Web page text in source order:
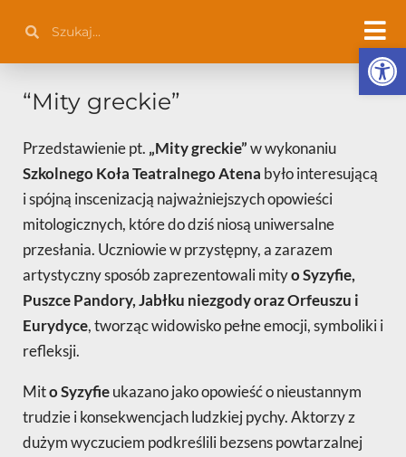
treści
“Mity greckie”
Przedstawienie pt. „Mity greckie”w wykonaniu
Szkolnego Koła Teatralnego Atena było interesującą
i spójną inscenizacją najważniejszych opowieści
mitologicznych, które do dziś niosą uniwersalne
przesłania. Uczniowie w przystępny, a zarazem
artystyczny sposób zaprezentowali mityo Syzyfie,
Puszce Pandory, Jabłku niezgody oraz Orfeuszu i
Eurydyce, tworząc widowisko pełne emocji, symboliki i
refleksji.
Mito Syzyfieukazano jako opowieść o nieustannym
trudzie i konsekwencjach ludzkiej pychy. Aktorzy z
dużym wyczuciem podkreślili bezsens powtarzalnej